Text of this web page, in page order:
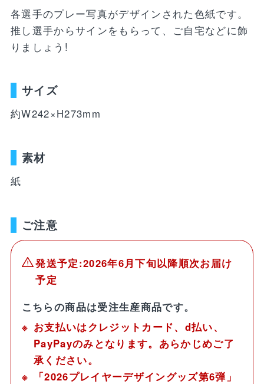
FP1st
FP2nd
GK2nd・3rd
30周年記念アイテム
ライフスタイル
バラエティ雑貨
アウトドア
ペット
レイングッズ
応援雑貨
生活雑貨(ホーム&キッチン)
文具・ステーショナリー
その他
WEBショップ限定グッズ
DVD・Bluray・書籍
カレンダー
書籍
ご利用ガイド
お気に入り
特定商取引法について
プライバシーポリシー
ray・書籍
各選手のプレー写真がデザインされた色紙です。
推し選手からサインをもらって、ご自宅などに飾
りましょう!
サイズ
約W242×H273mm
素材
紙
ご注意
発送予定:2026年6月下旬以降順次お届け
予定
こちらの商品は受注生産商品です。
お支払いはクレジットカード、d払い、
PayPayのみとなります。あらかじめご了
承ください。
「2026プレイヤーデザイングッズ第6弾」